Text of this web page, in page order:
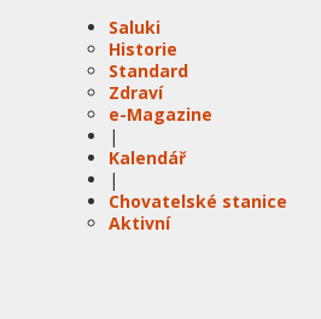
Saluki
Historie
Standard
Zdraví
e-Magazine
|
Kalendář
|
Chovatelské stanice
Aktivní